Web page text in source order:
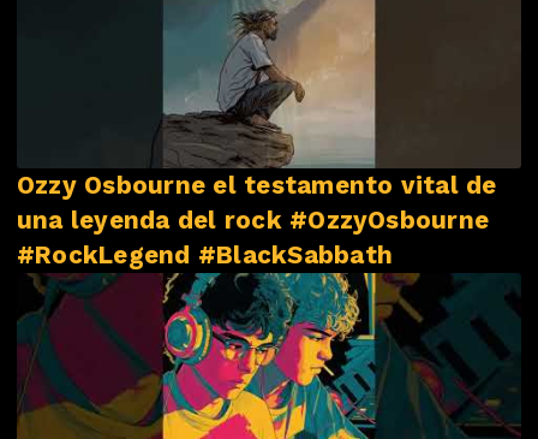
Ozzy Osbourne el testamento vital de
una leyenda del rock #OzzyOsbourne
#RockLegend #BlackSabbath